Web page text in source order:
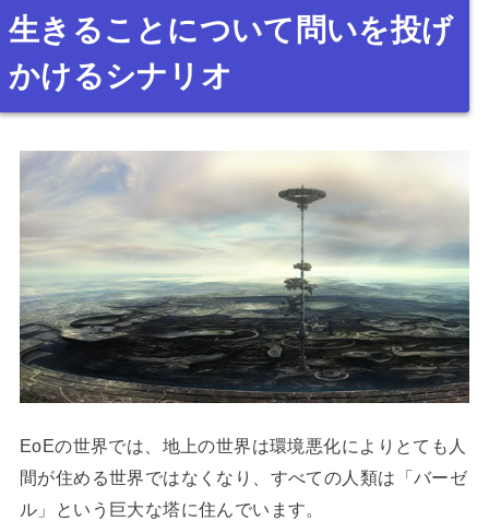
生きることについて問いを投げ
かけるシナリオ
EoEの世界では、地上の世界は環境悪化によりとても人
間が住める世界ではなくなり、すべての人類は「バーゼ
ル」という巨大な塔に住んでいます。